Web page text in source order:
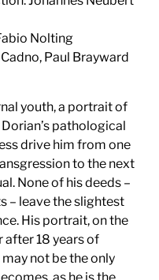
Nolting
Paul Brayward
youth, a portrait of
pathological
drive him from one
to the next
None of his deeds –
– leave the slightest
His portrait, on the
after 18 years of
not be the only
as he is the